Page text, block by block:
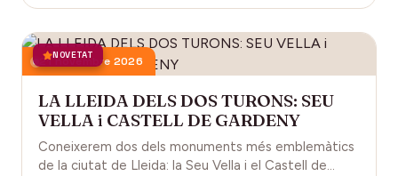
NOVETAT
21 novembre 2026
LA LLEIDA DELS DOS TURONS: SEU
VELLA i CASTELL DE GARDENY
Coneixerem dos dels monuments més emblemàtics
de la ciutat de Lleida: la Seu Vella i el Castell de